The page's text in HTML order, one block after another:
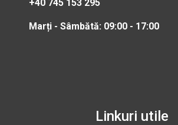
+40 745 153 295
Marți - Sâmbătă: 09:00 - 17:00
Linkuri utile